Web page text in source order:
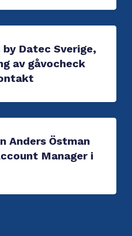
Datec Sverige,
av gåvocheck
Anders Östman
Manager i